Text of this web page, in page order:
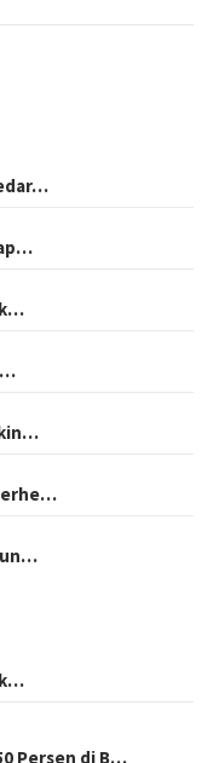
Persen di B…